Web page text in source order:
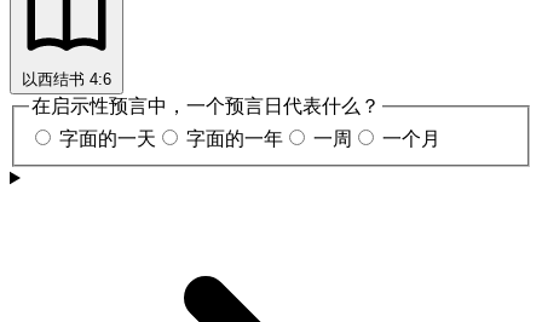
以西结书 4:6
在启示性预言中，一个预言日代表什么？
字面的一天
字面的一年 一周 一个月